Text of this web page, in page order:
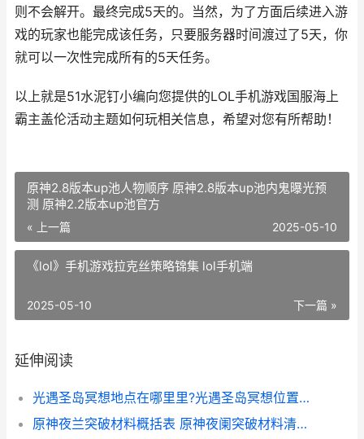
则不会解开。最终完成5天的。当然，为了方面后续进入游
戏的玩家也能完成该任务，只要服务器时间渡过了5天，你
就可以一次性完成所有的5天任务。
以上就是51水泥钉小编向您提供的LOL手机游戏国服海上
霸主盖伦活动主题如何玩相关信息，希望对您有所帮助！
原神2.8版本up池人物顺序 原神2.8版本up池内鬼曝光预
测 原神2.2版本up池官方
« 上一篇 2025-05-10
《lol》手机游戏拉克丝策略锦集 lol手机端
下一篇 »
2025-05-10
延伸阅读
光遇圣岛冥想地点在哪里里?光遇圣岛冥想位置坐标图 光遇圣岛任务怎么过
原神夜兰突破材料概括表 原神夜阑突破材料清单锦集 原神夜兰突破材料在哪里